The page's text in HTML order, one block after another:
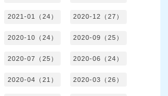
2021-01（24） 2020-12（27）
2020-10（24） 2020-09（25）
2020-07（25） 2020-06（24）
2020-04（21） 2020-03（26）